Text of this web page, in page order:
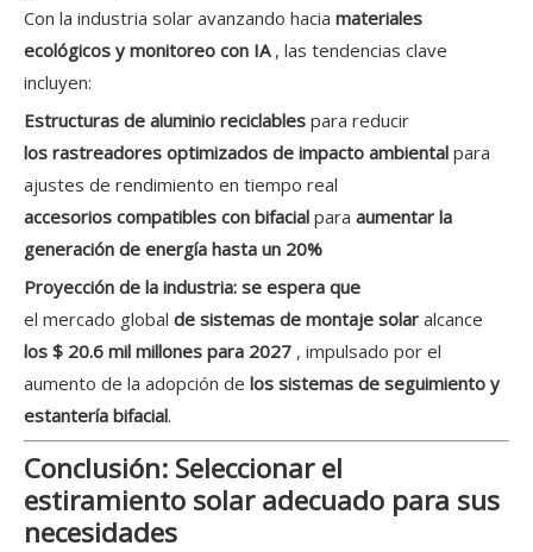
Con la industria solar avanzando hacia materiales
ecológicos y monitoreo con IA , las tendencias clave
incluyen:
Estructuras de aluminio reciclables para reducir
los rastreadores optimizados de impacto ambiental para
ajustes de rendimiento en tiempo real
accesorios compatibles con bifacial para aumentar la
generación de energía hasta un 20%
Proyección de la industria: se espera que
el mercado global de sistemas de montaje solar alcance
los $ 20.6 mil millones para 2027 , impulsado por el
aumento de la adopción de los sistemas de seguimiento y
estantería bifacial.
Conclusión: Seleccionar el
estiramiento solar adecuado para sus
necesidades